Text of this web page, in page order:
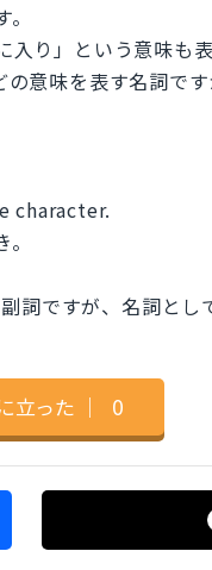
り」という意味も表
意味を表す名詞で
character.
ですが、名詞とし
立った ｜ 0